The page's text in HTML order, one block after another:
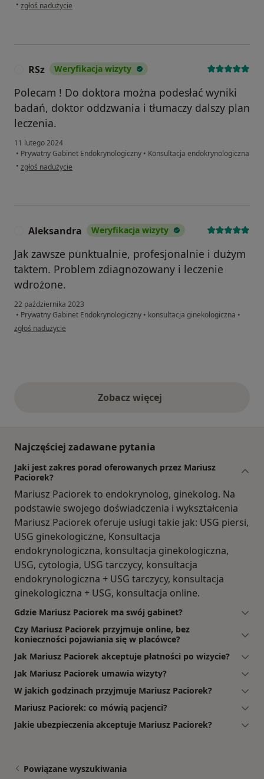
• zgłoś nadużycie
RSz Weryfikacja wizyty
Polecam ! Do doktora można podesłać wyniki
badań, doktor oddzwania i tłumaczy dalszy plan
leczenia.
11 lutego 2024
• Prywatny Gabinet Endokrynologiczny • Konsultacja endokrynologiczna
• w opinii użytkownika RSz
zgłoś nadużycie
Aleksandra Weryfikacja wizyty
Jak zawsze punktualnie, profesjonalnie i dużym
taktem. Problem zdiagnozowany i leczenie
wdrożone.
22 października 2023
• Prywatny Gabinet Endokrynologiczny • konsultacja ginekologiczna •
w opinii użytkownika Aleksandra
zgłoś nadużycie
Zobacz więcejopinie powyżej
Najczęściej zadawane pytania
Jaki jest zakres porad oferowanych przez Mariusz
Paciorek?
Mariusz Paciorek to endokrynolog, ginekolog. Na
podstawie swojego doświadczenia i wykształcenia
Mariusz Paciorek oferuje usługi takie jak: USG piersi,
USG ginekologiczne, Konsultacja
endokrynologiczna, konsultacja ginekologiczna,
USG, cytologia, USG tarczycy, konsultacja
endokrynologiczna + USG tarczycy, konsultacja
ginekologiczna + USG, konsultacja online.
Gdzie Mariusz Paciorek ma swój gabinet?
Czy Mariusz Paciorek przyjmuje online, bez
konieczności pojawiania się w placówce?
Jak Mariusz Paciorek akceptuje płatności po wizycie?
Jak Mariusz Paciorek umawia wizyty?
W jakich godzinach przyjmuje Mariusz Paciorek?
Mariusz Paciorek: co mówią pacjenci?
Jakie ubezpieczenia akceptuje Mariusz Paciorek?
Powiązane wyszukiwania